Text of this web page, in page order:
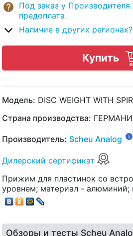
Под заказ у
предоплата.
Наличие в других регионах?
Купить
Модель: DISC WEIGHT WITH
Страна производства:
Производитель: Scheu Analog
Дилерский сертификат
Прижим для пластинок со
уровнем; материал - алюминий;
Обзоры и тесты Scheu